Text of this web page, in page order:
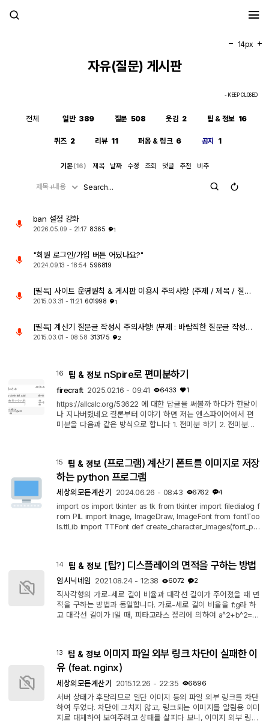
자유(질문) 게시판
14px
- KEEP CLOSED
전체 일반 389 질문 508 웃김 2 팁 & 정보 16
퀴즈 2 리뷰 11 퍼옴 & 링크 6 공지 1
기본 (16) 제목 날짜 수정 조회 댓글 추천 비추
제목+내용
ban 설정 강화
2026.05.09 - 21:17 8365 1
"회원 로그인/가입 버튼 어딨나요?"
2024.09.13 - 18:54 596819
[필독] 사이트 운영원칙 & 게시판 이용시 주의사항 (주제 / 제목 / 질문글)
2015.03.31 - 11:21 601998 1
[필독] 계산기 질문글 작성시 주의사항! (부제 : 바람직한 질문글 작성 요령)
2015.03.01 - 08:58 313175 2
16 팁 & 정보 nSpire로 편미분하기
firecraft 2025.02.16 - 09:41 6433 1
https://allcalc.org/53622 에 대한 답글을 써볼까 하다가 한달이
나 지나버렸네요 결론부터 이야기 하면 저는 엔스파이어에서 편
미분을 다음과 같은 방식으로 합니다 1. 전미분 하기 2. 전미분을
actor, expand 식을 쓰느라 좀 복잡해졌는데, 전체식을 전미분 하
고 dz를 구해서 (위 식은 이미 z=...꼴이라 그럴 필요가 없어졌지
만) dx로 나눠주...
15 팁 & 정보 (프로그램) 계산기 폰트를 이미지로 저장
하는 python 프로그램
세상의모든계산기 2024.06.26 - 08:43 6762 4
import os import tkinter as tk from tkinter import filedialog f
rom PIL import Image, ImageDraw, ImageFont from fontToo
ls.ttLib import TTFont def create_character_images(font_pat
TTFont(font_path) # 출력 폴더 생성 os.makedirs(output_folde
r, exist_ok=True) # 폰트에서 사용 가능한 모든 문자 추출 chara
14 팁 & 정보 [팁?] 디스플레이의 면적을 구하는 방법
임시닉네임 2021.08.24 - 12:38 6072 2
직사각형의 가로-세로 길이 비율과 대각선 길이가 주어졌을 때 면
적을 구하는 방법과 동일합니다. 가로-세로 길이 비율을 f:g라 하
고 대각선 길이가 l일 때, 피타고라스 정리에 의하여 a^2+b^2=c^
근을 이용한 풀이를 사용합니다. 양변에 제곱근을 씌우면 x>0이
므로 sqrt(f^2+g^2)x=l, x=l/sqrt(f^2+g^2)입니다. x를 구했으니
13 팁 & 정보 이미지 파일 외부 링크 차단이 실패한 이
유 (feat. nginx)
세상의모든계산기 2015.12.26 - 22:35 6896
서버 상태가 후달리므로 일단 이미지 등의 파일 외부 링크를 차단
하여 두었다. 차단에 그치지 않고, 링크되는 이미지를 알림용 이미
지로 대체하여 보여주려고 상태를 살피다 보니, 이미지 외부 링크